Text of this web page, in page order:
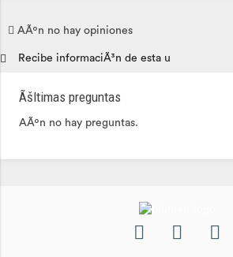
AÃºn no hay opiniones
Recibe informaciÃ³n de esta u
Ãšltimas preguntas
AÃºn no hay preguntas.